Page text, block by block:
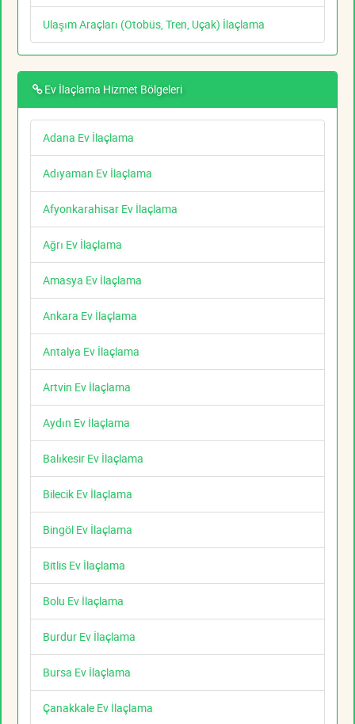
Ulaşım Araçları (Otobüs, Tren, Uçak) İlaçlama
Ev İlaçlama Hizmet Bölgeleri
Adana Ev İlaçlama
Adıyaman Ev İlaçlama
Afyonkarahisar Ev İlaçlama
Ağrı Ev İlaçlama
Amasya Ev İlaçlama
Ankara Ev İlaçlama
Antalya Ev İlaçlama
Artvin Ev İlaçlama
Aydın Ev İlaçlama
Balıkesir Ev İlaçlama
Bilecik Ev İlaçlama
Bingöl Ev İlaçlama
Bitlis Ev İlaçlama
Bolu Ev İlaçlama
Burdur Ev İlaçlama
Bursa Ev İlaçlama
Çanakkale Ev İlaçlama